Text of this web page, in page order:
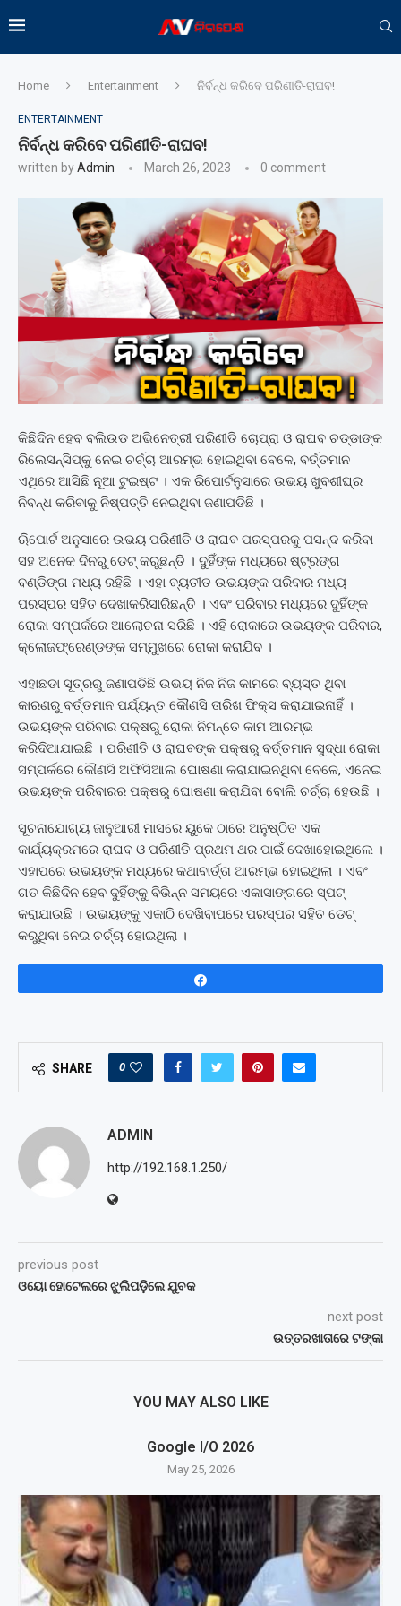
Home Entertainment ନିର୍ବନ୍ଧ କରିବେ ପରିଣୀତି-ରାଘବ!
ENTERTAINMENT
ନିର୍ବନ୍ଧ କରିବେ ପରିଣୀତି-ରାଘବ!
written byAdmin March 26, 2023 0 comment
କିଛିଦିନ ହେବ ବଲିଉଡ ଅଭିନେତ୍ରୀ ପରିଣୀତି ଚୋପ୍ରା ଓ ରାଘବ ଚଡ୍ଡାଙ୍କ
ରିଲେସନ୍‌ସିପ୍‌କୁ ନେଇ ଚର୍ଚ୍ଚା ଆରମ୍ଭ ହୋଇଥିବା ବେଳେ, ବର୍ତ୍ତମାନ
ଏଥିରେ ଆସିଛି ନୂଆ ଟୁଇଷ୍ଟ । ଏକ ରିପୋର୍ଟନୁସାରେ ଉଭୟ ଖୁବଶୀଘ୍ର
ନିବନ୍ଧ କରିବାକୁ ନିଷ୍ପତ୍ତି ନେଇଥିବା ଜଣାପଡିଛି ।
ଋିପୋର୍ଟ ଅନୁସାରେ ଉଭୟ ପରିଣୀତି ଓ ରାଘବ ପରସ୍ପରକୁ ପସନ୍ଦ କରିବା
ସହ ଅନେକ ଦିନରୁ ଡେଟ୍ କରୁଛନ୍ତି । ଦୁହିଁଙ୍କ ମଧ୍ୟରେ ଷ୍ଟ୍ରଙ୍ଗ
ବଣ୍ଡିଙ୍ଗ ମଧ୍ୟ ରହିଛି । ଏହା ବ୍ୟତୀତ ଉଭୟଙ୍କ ପରିବାର ମଧ୍ୟ
ପରସ୍ପର ସହିତ ଦେଖାକରିସାରିଛନ୍ତି । ଏବଂ ପରିବାର ମଧ୍ୟରେ ଦୁହିଁଙ୍କ
ରୋକା ସମ୍ପର୍କରେ ଆଲୋଚନା ସରିଛି । ଏହି ରୋକାରେ ଉଭୟଙ୍କ ପରିବାର,
କ୍ଲୋଜଫ୍ରେଣ୍ଡଙ୍କ ସମ୍ମୁଖରେ ରୋକା କରାଯିବ ।
ଏହାଛଡା ସୂତ୍ରରୁ ଜଣାପଡିଛି ଉଭୟ ନିଜ ନିଜ କାମରେ ବ୍ୟସ୍ତ ଥିବା
କାରଣରୁ ବର୍ତ୍ତମାନ ପର୍ଯ୍ୟନ୍ତ କୌଣସି ତାରିଖ ଫିକ୍ସ କରାଯାଇନାହିଁ ।
ଉଭୟଙ୍କ ପରିବାର ପକ୍ଷରୁ ରୋକା ନିମନ୍ତେ କାମ ଆରମ୍ଭ
କରିଦିଆଯାଇଛି । ପରିଣୀତି ଓ ରାଘବଙ୍କ ପକ୍ଷରୁ ବର୍ତ୍ତମାନ ସୁଦ୍ଧା ରୋକା
ସମ୍ପର୍କରେ କୌଣସି ଅଫିସିଆଲ ଘୋଷଣା କରାଯାଇନଥିବା ବେଳେ, ଏନେଇ
ଉଭୟଙ୍କ ପରିବାରର ପକ୍ଷରୁ ଘୋଷଣା କରାଯିବା ବୋଲି ଚର୍ଚ୍ଚା ହେଉଛି ।
ସୂଚନାଯୋଗ୍ୟ ଜାନୁଆରୀ ମାସରେ ୟୁକେ ଠାରେ ଅନୁଷ୍ଠିତ ଏକ
କାର୍ଯ୍ୟକ୍ରମରେ ରାଘବ ଓ ପରିଣୀତି ପ୍ରଥମ ଥର ପାଇଁ ଦେଖାହୋଇଥିଲେ ।
ଏହାପରେ ଉଭୟଙ୍କ ମଧ୍ୟରେ କଥାବାର୍ତ୍ତା ଆରମ୍ଭ ହୋଇଥିଲା । ଏବଂ
ଗତ କିଛିଦିନ ହେବ ଦୁହିଁଙ୍କୁ ବିଭିନ୍ନ ସମୟରେ ଏକାସାଙ୍ଗରେ ସ୍ପଟ୍
କରାଯାଉଛି । ଉଭୟଙ୍କୁ ଏକାଠି ଦେଖିବାପରେ ପରସ୍ପର ସହିତ ଡେଟ୍
କରୁଥିବା ନେଇ ଚର୍ଚ୍ଚା ହୋଇଥିଲା ।
SHARE 0
ADMIN
http://192.168.1.250/
previous post
ଓୟୋ ହୋଟେଲରେ ଝୁଲିପଡ଼ିଲେ ଯୁବକ
next post
ଉତ୍ତରଖାତାରେ ଟଙ୍କା
YOU MAY ALSO LIKE
Google I/O 2026
May 25, 2026